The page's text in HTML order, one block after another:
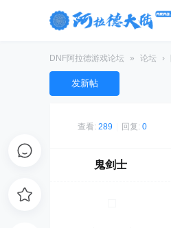
DNF阿拉德游戏论坛 » 论坛 ›
发新帖
查看: 289 回复: 0
鬼剑士